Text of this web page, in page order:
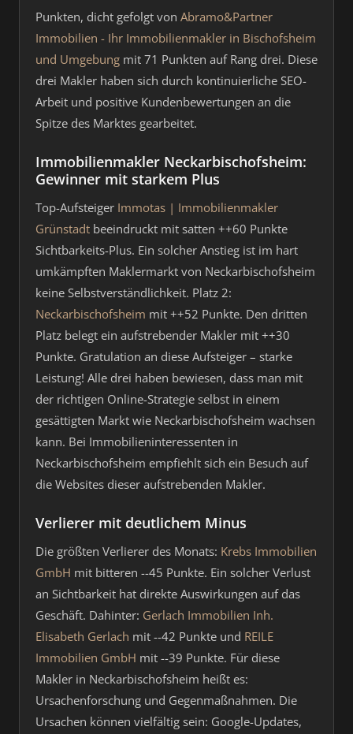
Punkten, dicht gefolgt von Abramo&Partner
Immobilien - Ihr Immobilienmakler in Bischofsheim
und Umgebung mit 71 Punkten auf Rang drei. Diese
drei Makler haben sich durch kontinuierliche SEO-
Arbeit und positive Kundenbewertungen an die
Spitze des Marktes gearbeitet.
Immobilienmakler Neckarbischofsheim:
Gewinner mit starkem Plus
Top-Aufsteiger Immotas | Immobilienmakler
Grünstadt beeindruckt mit satten ++60 Punkte
Sichtbarkeits-Plus. Ein solcher Anstieg ist im hart
umkämpften Maklermarkt von Neckarbischofsheim
keine Selbstverständlichkeit. Platz 2:
Neckarbischofsheim mit ++52 Punkte. Den dritten
Platz belegt ein aufstrebender Makler mit ++30
Punkte. Gratulation an diese Aufsteiger – starke
Leistung! Alle drei haben bewiesen, dass man mit
der richtigen Online-Strategie selbst in einem
gesättigten Markt wie Neckarbischofsheim wachsen
kann. Bei Immobilieninteressenten in
Neckarbischofsheim empfiehlt sich ein Besuch auf
die Websites dieser aufstrebenden Makler.
Verlierer mit deutlichem Minus
Die größten Verlierer des Monats: Krebs Immobilien
GmbH mit bitteren --45 Punkte. Ein solcher Verlust
an Sichtbarkeit hat direkte Auswirkungen auf das
Geschäft. Dahinter: Gerlach Immobilien Inh.
Elisabeth Gerlach mit --42 Punkte und REILE
Immobilien GmbH mit --39 Punkte. Für diese
Makler in Neckarbischofsheim heißt es:
Ursachenforschung und Gegenmaßnahmen. Die
Ursachen können vielfältig sein: Google-Updates,